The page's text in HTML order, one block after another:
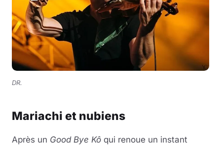
DR.
Mariachi et nubiens
Après un Good Bye Kô qui renoue un instant